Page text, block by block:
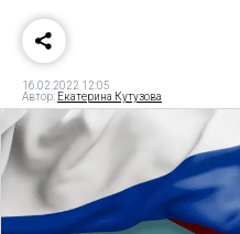
16.02.2022 12:05
Автор: Екатерина Кутузова